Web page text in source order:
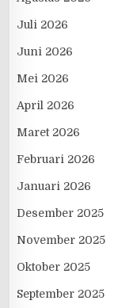
Juli 2026
Juni 2026
Mei 2026
April 2026
Maret 2026
Februari 2026
Januari 2026
Desember 2025
November 2025
Oktober 2025
September 2025